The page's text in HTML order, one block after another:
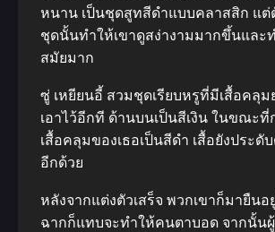
หนาน เป็นชุดสูทสีดำแบบคลาสสิก แต่
ชุดนั้นทำให้เขาดูสง่างามมากขึ้นและ
สมัยมาก
ซู่ เหยียนอี้ สวมชุดเรียบหรูที่มีเสื้อคลุ
เอาไว้อีกที ด้านบนเป็นสีเงิน ในขณะที่
เสื้อคลุมของเธอเป็นสีดำ เสื้อยังประดั
อีกด้วย
หลังจากแต่งตัวเสร็จ พวกเขาก็มายืนอ
ฉากก็แทบจะทำให้คนตาบอด จากนั้นผู้